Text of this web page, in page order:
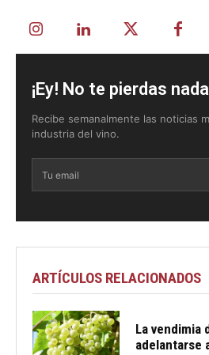
¡Ey! No te pierdas
Recibe semanalmente las noticias
industria del vino.
ARTÍCULOS RELACIONADOS
La vendimia
adelantarse